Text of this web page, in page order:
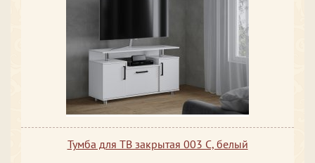
Тумба для ТВ закрытая 003 С, белый